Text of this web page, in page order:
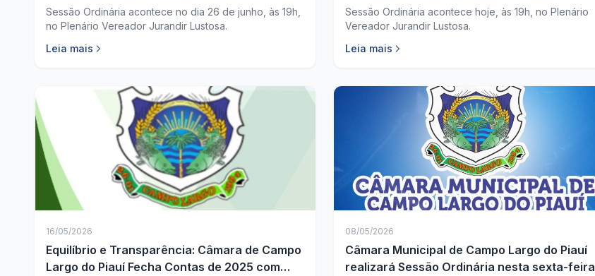
Sessão Ordinária acontece no dia 26 de junho, às 19h,
no Plenário Vereador Jurandir Lustosa.
Leia mais
Sessão Ordinária acontece hoje, às 19h, no Plenário
Vereador Jurandir Lustosa.
Leia mais
16/05/2026
Equilíbrio e Transparência: Câmara de Campo
Largo do Piauí Fecha Contas de 2025 com
08/05/2026
Câmara Municipal de Campo Largo do Piauí
realizará Sessão Ordinária nesta sexta-feira